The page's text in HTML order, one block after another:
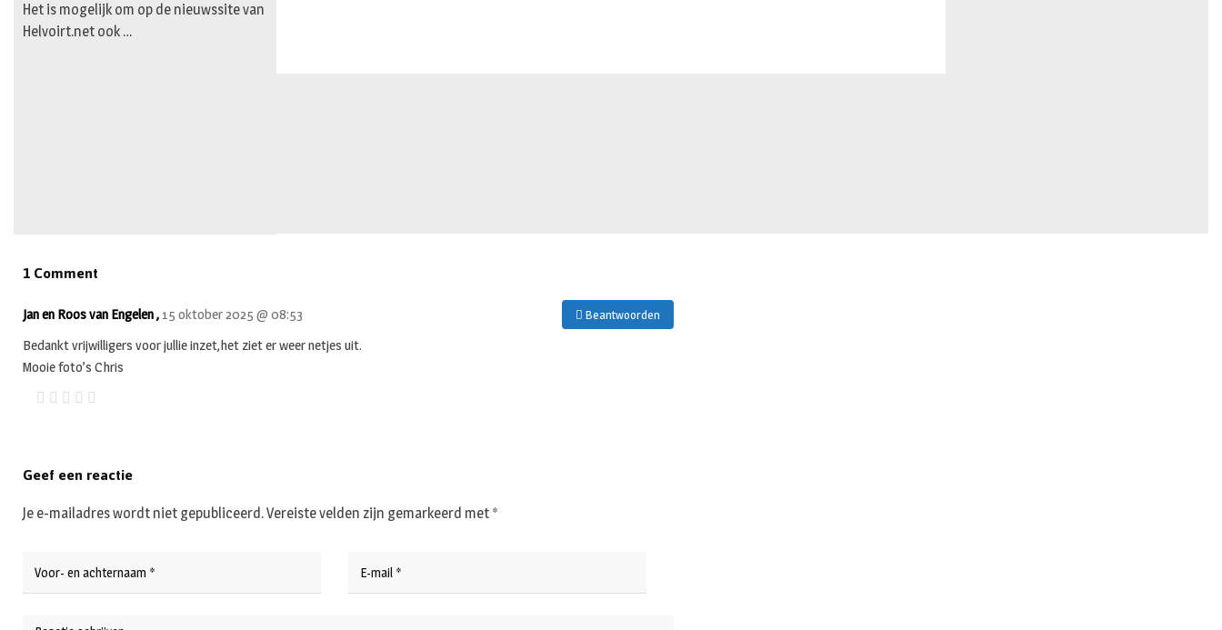
Het is mogelijk om op de nieuwssite van
Helvoirt.net ook …
1 Comment
Beantwoorden
Jan en Roos van Engelen , 15 oktober 2025 @ 08:53
Bedankt vrijwilligers voor jullie inzet,het ziet er weer netjes uit.
Mooie foto’s Chris
Geef een reactie
Je e-mailadres wordt niet gepubliceerd.Vereiste velden zijn gemarkeerd met *